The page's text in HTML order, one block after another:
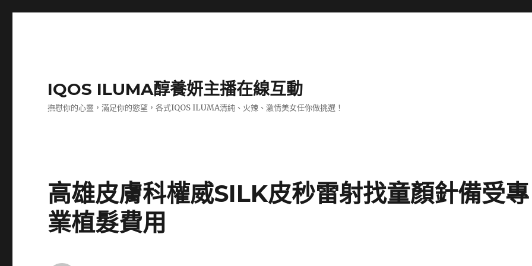
IQOS ILUMA醇養妍主播在線互動
撫慰你的心靈，滿足你的慾望，各式IQOS ILUMA清純、火辣、激情美女任你做挑選！
高雄皮膚科權威SILK皮秒雷射找童顏針備受專
業植髮費用